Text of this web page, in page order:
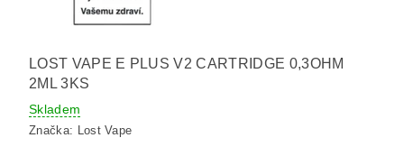
LOST VAPE E PLUS V2 CARTRIDGE 0,3OHM
2ML 3KS
Skladem
Značka: Lost Vape